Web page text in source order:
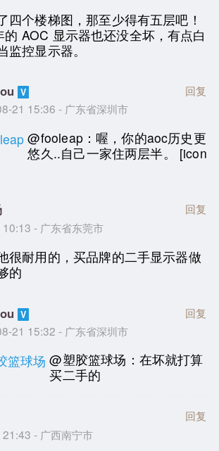
四个楼梯图，那至少得有五层吧！
的 AOC 显示器也还没全坏，有点白
监控显示器。
21 15:36 - 广东省深圳市
回复
@fooleap：喔，你的aoc历史更
悠久..自己一家住两层半。 [icon
- 广东省东莞市
回复
很耐用的，买品牌的二手显示器做
的
21 15:32 - 广东省深圳市
回复
篮球场 @塑胶篮球场：在坏就打算
买二手的
- 广西南宁市
回复